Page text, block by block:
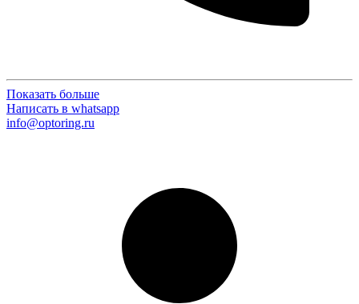
Показать больше
Написать в whatsapp
info@optoring.ru